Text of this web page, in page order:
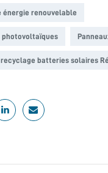
renouvelable
photovoltaïques
recyclage batteries solaires